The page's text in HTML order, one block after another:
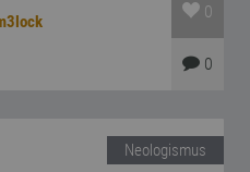
0
0
Neologismus